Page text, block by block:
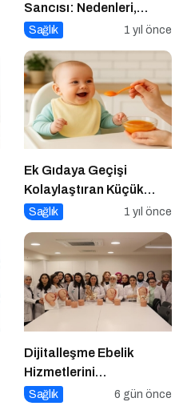
Sancısı: Nedenleri,
Belirtileri ve Etkili
Sağlık 1 yıl önce
Ek Gıdaya Geçişi
Kolaylaştıran Küçük
Sırlar
Sağlık 1 yıl önce
Dijitalleşme Ebelik
Hizmetlerini
Dönüştürüyor
Sağlık 6 gün önce